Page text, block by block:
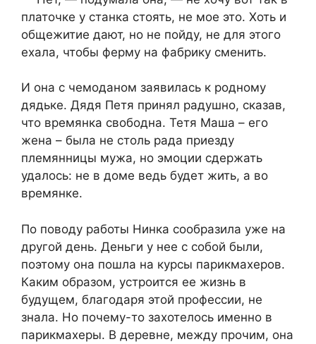
платочке у станка стоять, не мое это. Хоть и
общежитие дают, но не пойду, не для этого
ехала, чтобы ферму на фабрику сменить.
И она с чемоданом заявилась к родному
дядьке. Дядя Петя принял радушно, сказав,
что времянка свободна. Тетя Маша – его
жена – была не столь рада приезду
племянницы мужа, но эмоции сдержать
удалось: не в доме ведь будет жить, а во
времянке.
По поводу работы Нинка сообразила уже на
другой день. Деньги у нее с собой были,
поэтому она пошла на курсы парикмахеров.
Каким образом, устроится ее жизнь в
будущем, благодаря этой профессии, не
знала. Но почему-то захотелось именно в
парикмахеры. В деревне, между прочим, она